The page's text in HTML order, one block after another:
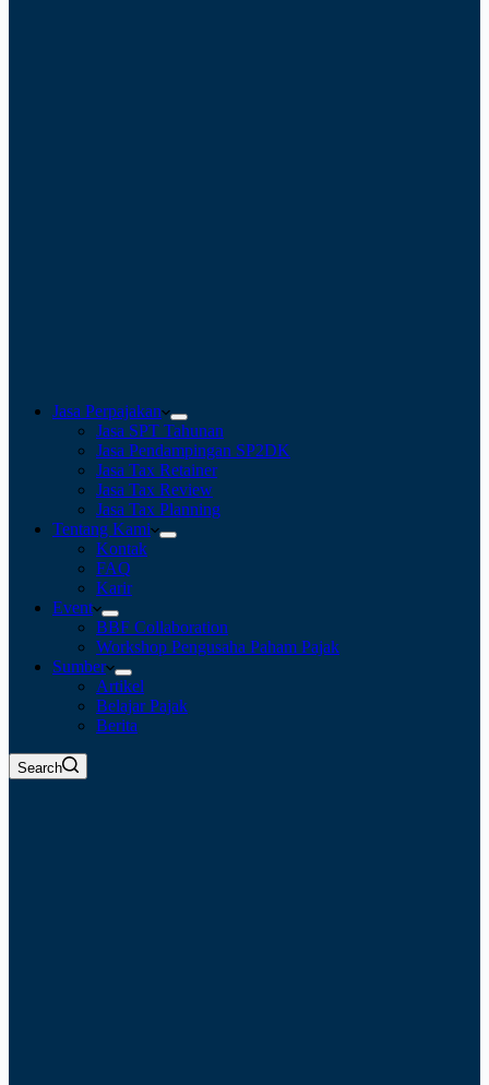
Jasa Perpajakan
Jasa SPT Tahunan
Jasa Pendampingan SP2DK
Jasa Tax Retainer
Jasa Tax Review
Jasa Tax Planning
Tentang Kami
Kontak
FAQ
Karir
Event
BBF Collaboration
Workshop Pengusaha Paham Pajak
Sumber
Artikel
Belajar Pajak
Berita
Search